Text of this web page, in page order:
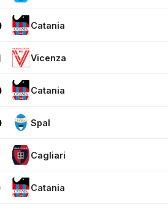
Catania
Vicenza
Catania
Spal
Cagliari
Catania